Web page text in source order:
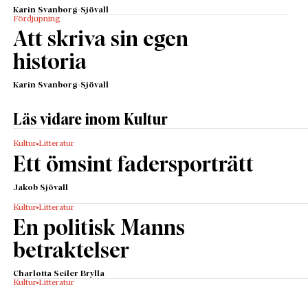
Karin Svanborg-Sjövall
Fördjupning
Att skriva sin egen
historia
Karin Svanborg-Sjövall
Läs vidare inom Kultur
Kultur Litteratur
Ett ömsint fadersporträtt
Jakob Sjövall
Kultur Litteratur
En politisk Manns
betraktelser
Charlotta Seiler Brylla
Kultur Litteratur